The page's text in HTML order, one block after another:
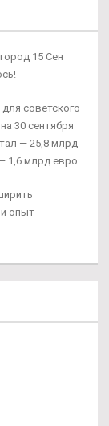
15 Сен
советского
30 сентября
— 25,8 млрд
1,6 млрд евро.
опыт